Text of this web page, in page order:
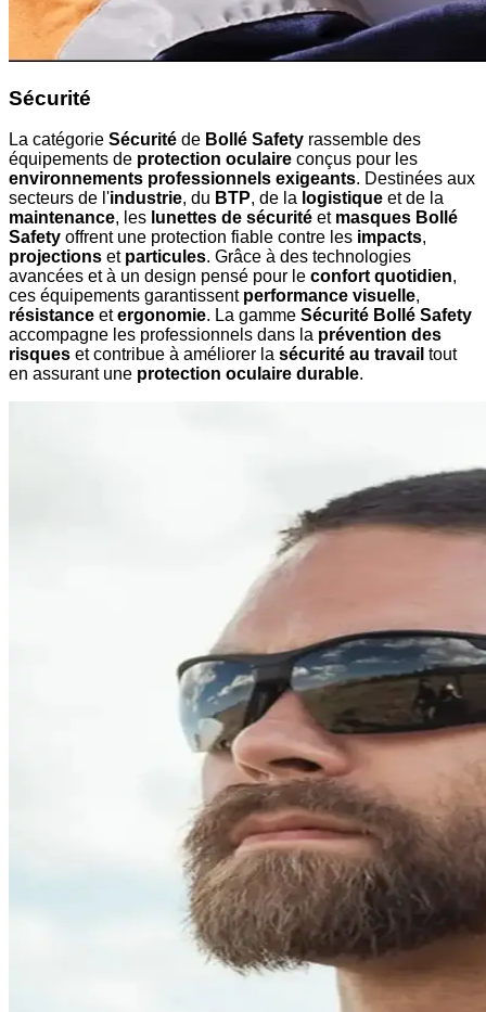
Sécurité
La catégorie Sécurité de Bollé Safety rassemble des
équipements de protection oculaire conçus pour les
environnements professionnels exigeants. Destinées aux
secteurs de l'industrie, du BTP, de la logistique et de la
maintenance, les lunettes de sécurité et masques Bollé
Safety offrent une protection fiable contre les impacts,
projections et particules. Grâce à des technologies
avancées et à un design pensé pour le confort quotidien,
ces équipements garantissent performance visuelle,
résistance etergonomie. La gamme Sécurité Bollé Safety
accompagne les professionnels dans la prévention des
risques et contribue à améliorer la sécurité au travail tout
en assurant une protection oculaire durable.